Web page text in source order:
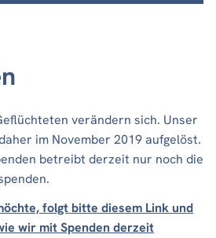
verändern sich. Unser
im November 2019 aufgelöst.
betreibt derzeit nur noch die
folgt bitte diesem Link und
wir mit Spenden derzeit